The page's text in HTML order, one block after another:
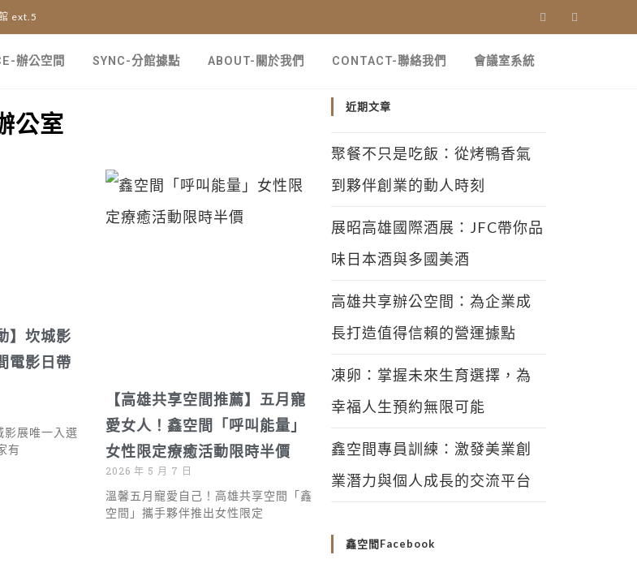
ext.5
辦公空間 SYNC-分館據點 ABOUT-關於我們 CONTACT-聯絡我們 會議室系統
公室
】坎城影
電影日帶
影展唯一入選
有
【高雄共享空間推薦】五月寵
愛女人！鑫空間「呼叫能量」
女性限定療癒活動限時半價
2026 年 5 月 7 日
溫馨五月寵愛自己！高雄共享空間「鑫
空間」攜手夥伴推出女性限定
近期文章
聚餐不只是吃飯：從烤鴨香氣
到夥伴創業的動人時刻
展昭高雄國際酒展：JFC帶你品
味日本酒與多國美酒
高雄共享辦公空間：為企業成
長打造值得信賴的營運據點
凍卵：掌握未來生育選擇，為
幸福人生預約無限可能
鑫空間專員訓練：激發美業創
業潛力與個人成長的交流平台
鑫空間Facebook